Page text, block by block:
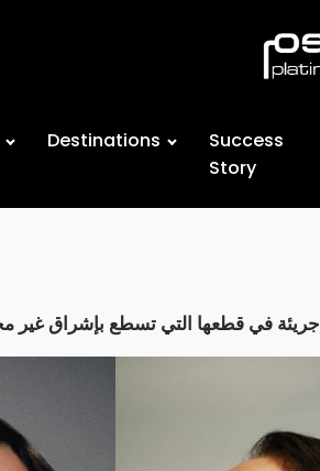
Destinations
Success
Story
جريئة في قطعها التي تسطع بإشراق غير